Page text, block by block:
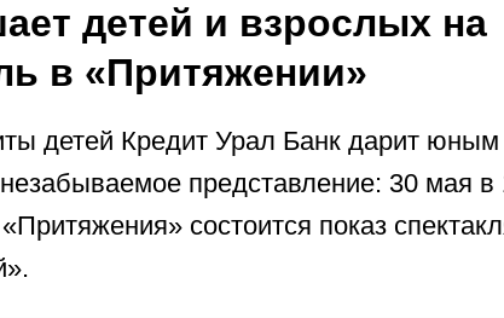
детей и взрослых на
в «Притяжении»
детей Кредит Урал Банк дарит юным
представление: 30 мая в
состоится показ